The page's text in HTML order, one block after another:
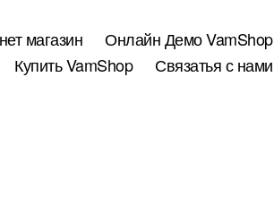
магазин
Онлайн Демо VamShop
Купить VamShop
Связатья с нами